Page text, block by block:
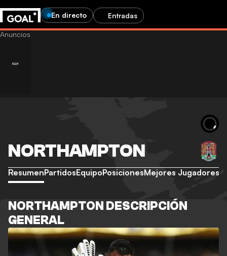
En directo Entradas
NORTHAMPTON
ResumenPartidosEquipoPosicionesMejores Jugadores
NORTHAMPTON DESCRIPCIÓN
GENERAL